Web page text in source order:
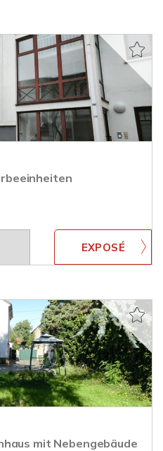
mit Nebengebäude